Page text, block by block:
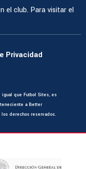
el club. Para visitar el
Privacidad
igual que Futbol Sites, es
a Better
derechos reservados.